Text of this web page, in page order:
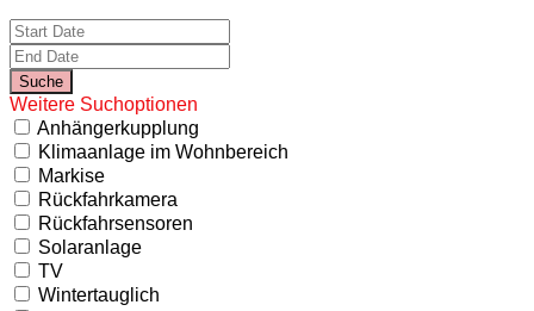
Weitere Suchoptionen
Anhängerkupplung
Klimaanlage im Wohnbereich
Markise
Rückfahrkamera
Rückfahrsensoren
Solaranlage
TV
Wintertauglich